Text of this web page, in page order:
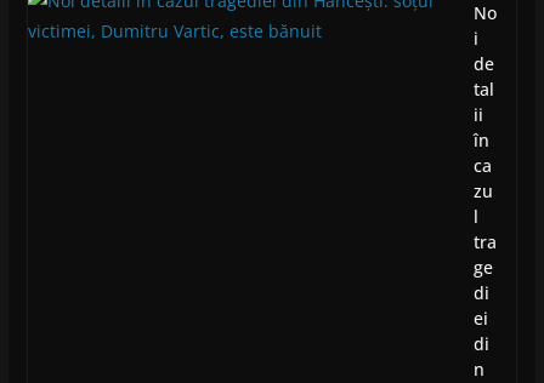
No
i
de
tal
ii
în
ca
zu
l
tra
ge
di
ei
di
n